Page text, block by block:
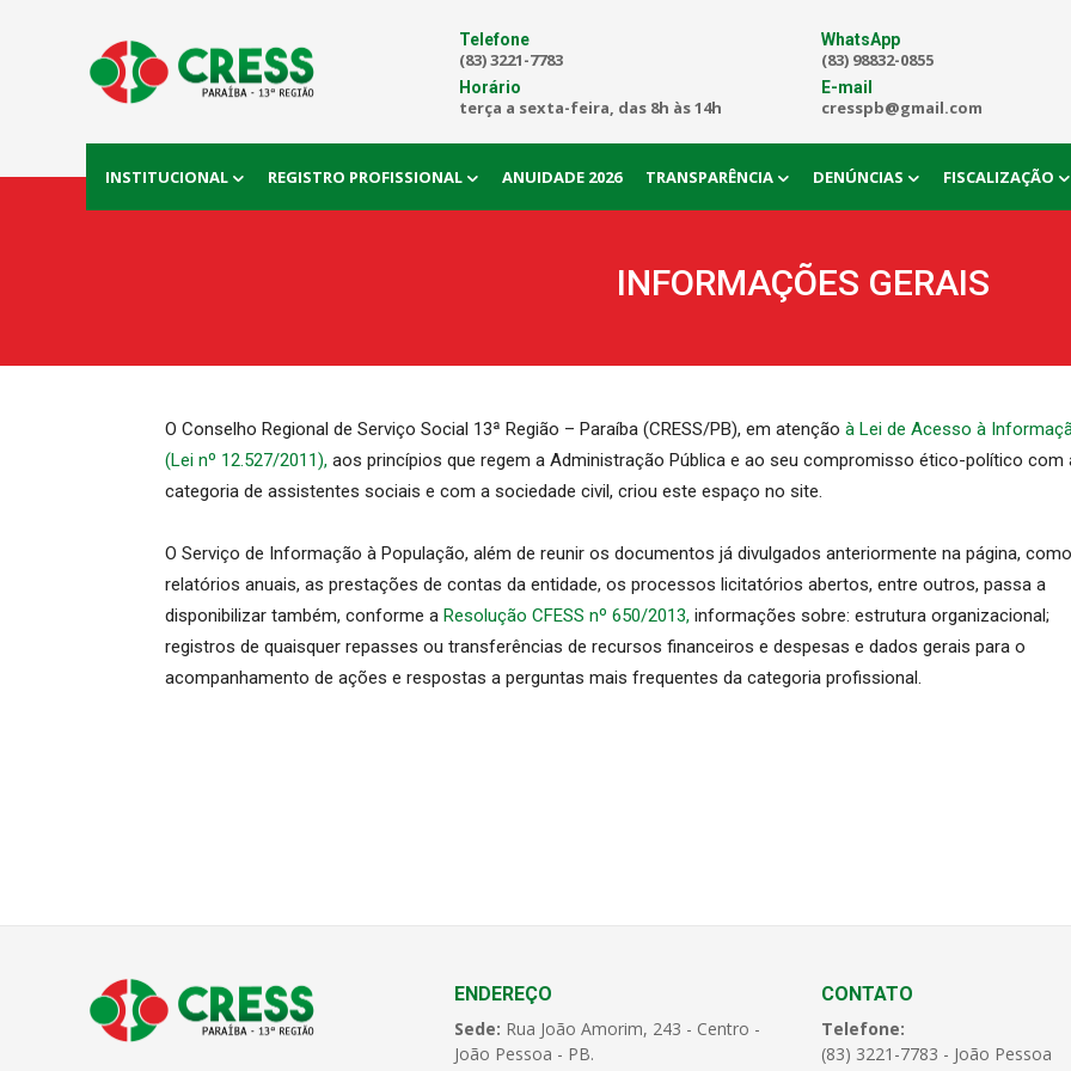
Telefone
(83) 3221-7783
Horário
terça a sexta-feira, das 8h às 14h
WhatsApp
(83) 98832-0855
E-mail
cresspb@gmail.com
INSTITUCIONAL REGISTRO PROFISSIONAL ANUIDADE 2026 TRANSPARÊNCIA DENÚNCIAS FISCALIZAÇÃO
INFORMAÇÕES GERAIS
O Conselho Regional de Serviço Social 13ª Região – Paraíba (CRESS/PB), em atenção à Lei de Acesso à
(Lei nº 12.527/2011), aos princípios que regem a Administração Pública e ao seu compromisso ético-político com
categoria de assistentes sociais e com a sociedade civil, criou este espaço no site.
O Serviço de Informação à População, além de reunir os documentos já divulgados anteriormente na página,
relatórios anuais, as prestações de contas da entidade, os processos licitatórios abertos, entre outros, passa a
disponibilizar também, conforme a Resolução CFESS nº 650/2013, informações sobre: estrutura organizacional;
registros de quaisquer repasses ou transferências de recursos financeiros e despesas e dados gerais para o
acompanhamento de ações e respostas a perguntas mais frequentes da categoria profissional.
ENDEREÇO
Sede: Rua João Amorim, 243 - Centro -
João Pessoa - PB.
CONTATO
Telefone:
(83) 3221-7783 - João Pessoa